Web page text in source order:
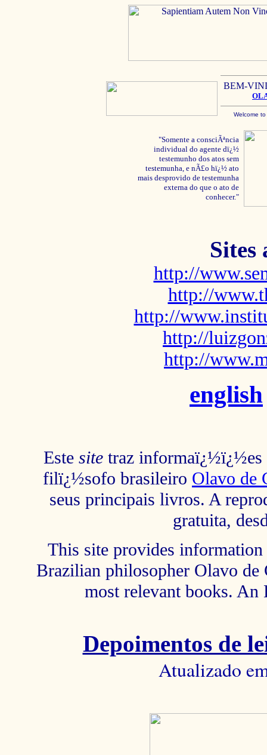
BEM-
Welcome
"Somente a consciÃªncia
individual do agente dï¿½
testemunho dos atos sem
testemunha, e nÃ£o hï¿½ ato
mais desprovido de testemunha
externa do que o ato de
conhecer."
Sites
http://
http://
http://
http://
http://
english
Este site traz informaï¿½ï¿½es
filï¿½sofo brasileiro Olavo de
seus principais livros. A
gratuita,
This site provides
Brazilian philosopher Olavo de
most relevant books.
Depoimentos de
Atualizado